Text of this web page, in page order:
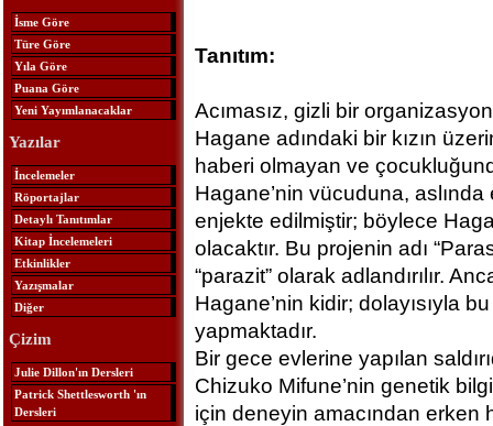
İsme Göre
Türe Göre
Yıla Göre
Puana Göre
Yeni Yayımlanacaklar
Yazılar
İncelemeler
Röportajlar
Detaylı Tanıtımlar
Kitap İncelemeleri
Etkinlikler
Yazışmalar
Diğer
Çizim
Julie Dillon'ın Dersleri
Patrick Shettlesworth 'ın
Dersleri
Tanıtım:
Acımasız, gizli bir
Hagane adındaki bir kızın
haberi olmayan ve
Hagane’nin vücuduna, aslında
enjekte edilmiştir; böylece
olacaktır. Bu projenin adı
“parazit” olarak adlandırılır.
Hagane’nin kidir; dolayısıyla
yapmaktadır.
Bir gece evlerine yapılan
Chizuko Mifune’nin genetik
için deneyin amacından erken